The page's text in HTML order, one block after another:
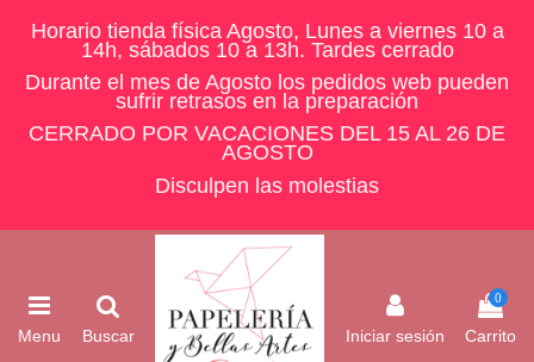
Horario tienda física Agosto, Lunes a viernes 10 a
14h, sábados 10 a 13h. Tardes cerrado
Durante el mes de Agosto los pedidos web pueden
sufrir retrasos en la preparación
CERRADO POR VACACIONES DEL 15 AL 26 DE
AGOSTO
Disculpen las molestias
Menu Buscar Iniciar sesión
0
Carrito